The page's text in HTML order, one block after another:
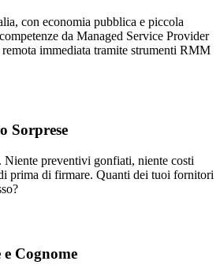
con economia pubblica e piccola
da Managed Service Provider
remota immediata tramite strumenti RMM
Sorprese
preventivi gonfiati, niente costi
prima di firmare. Quanti dei tuoi fornitori
Cognome